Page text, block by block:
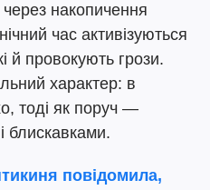
накопичення
час активізуються
й провокують грози.
характер: в
тоді як поруч —
блискавками.
повідомила,